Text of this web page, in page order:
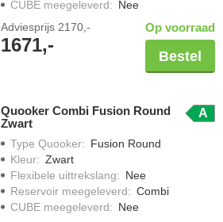
CUBE meegeleverd: Nee
Adviesprijs 2170,-
1671,-
Op voorraad
Bestel
Quooker Combi Fusion Round
Zwart
A
Type Quooker: Fusion Round
Kleur: Zwart
Flexibele uittrekslang: Nee
Reservoir meegeleverd: Combi
CUBE meegeleverd: Nee